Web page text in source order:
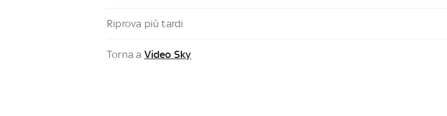
Riprova più tardi
Torna a Video Sky